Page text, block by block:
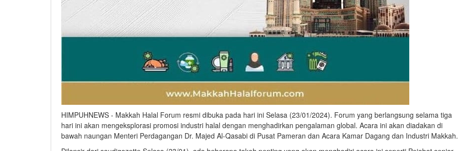
HIMPUHNEWS - Makkah Halal Forum resmi dibuka pada hari ini Selasa (23/01/2024). Forum yang berlangsung selama tiga
hari ini akan mengeksplorasi promosi industri halal dengan menghadirkan pengalaman global. Acara ini akan diadakan di
bawah naungan Menteri Perdagangan Dr. Majed Al-Qasabi di Pusat Pameran dan Acara Kamar Dagang dan Industri Makkah.